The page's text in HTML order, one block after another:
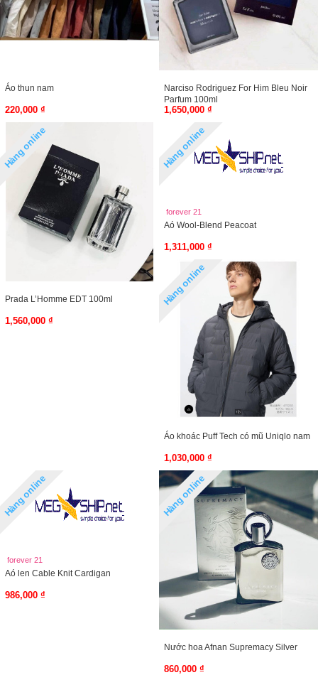
Áo thun nam
220,000 ₫
Narciso Rodriguez For Him Bleu Noir
Parfum 100ml
1,650,000 ₫
Hàng online
Prada L’Homme EDT 100ml
1,560,000 ₫
Hàng online
forever 21
Aó Wool-Blend Peacoat
1,311,000 ₫
Hàng online
Áo khoác Puff Tech có mũ Uniqlo nam
1,030,000 ₫
Hàng online
forever 21
Aó len Cable Knit Cardigan
986,000 ₫
Hàng online
Nước hoa Afnan Supremacy Silver
860,000 ₫